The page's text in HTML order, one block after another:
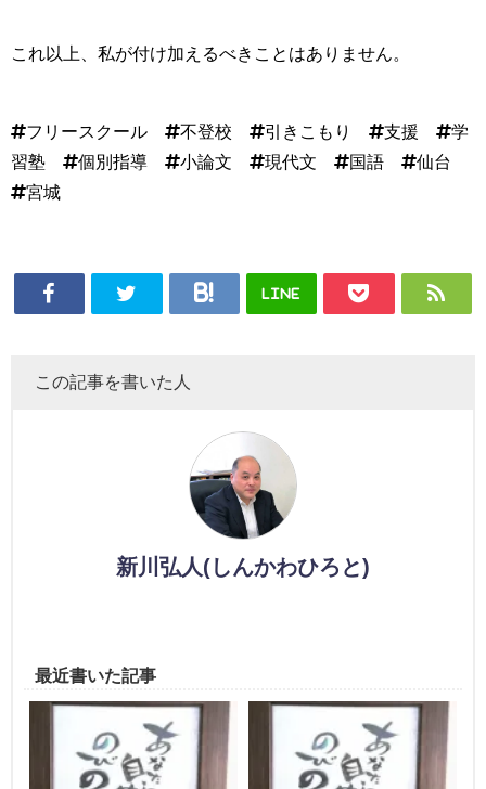
これ以上、私が付け加えるべきことはありません。
#フリースクール #不登校 #引きこもり #支援 #学
習塾 #個別指導 #小論文 #現代文 #国語 #仙台
#宮城
LINE
この記事を書いた人
新川弘人(しんかわひろと)
最近書いた記事